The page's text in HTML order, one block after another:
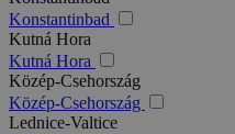
Konstantinbad
Kutná Hora
Kutná Hora
Közép-Csehország
Közép-Csehország
Lednice-Valtice